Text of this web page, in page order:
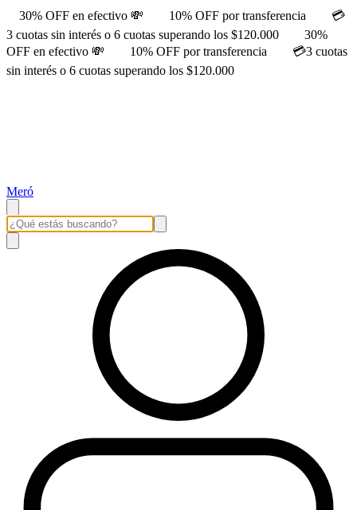
30% OFF en efectivo 💸 10% OFF por transferencia
💳
3 cuotas sin interés o 6 cuotas superando los $120.000
30%
OFF en efectivo 💸
10% OFF por transferencia
💳3 cuotas
sin interés o 6 cuotas superando los $120.000
Meró